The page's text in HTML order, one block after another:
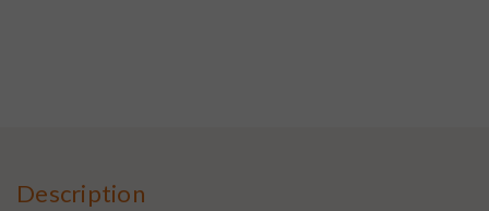
Description